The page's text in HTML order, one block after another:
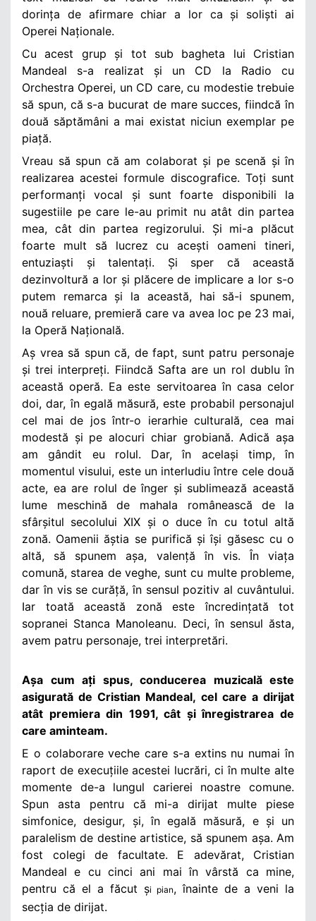
dorința de afirmare chiar a lor ca și soliști ai
Operei Naționale.
Cu acest grup și tot sub bagheta lui Cristian
Mandeal s-a realizat și un CD la Radio cu
Orchestra Operei, un CD care, cu modestie trebuie
să spun, că s-a bucurat de mare succes, fiindcă în
două săptămâni a mai existat niciun exemplar pe
piață.
Vreau să spun că am colaborat și pe scenă și în
realizarea acestei formule discografice. Toți sunt
performanți vocal și sunt foarte disponibili la
sugestiile pe care le-au primit nu atât din partea
mea, cât din partea regizorului. Și mi-a plăcut
foarte mult să lucrez cu acești oameni tineri,
entuziaști și talentați. Și sper că această
dezinvoltură a lor și plăcere de implicare a lor s-o
putem remarca și la această, hai să-i spunem,
nouă reluare, premieră care va avea loc pe 23 mai,
la Operă Națională.
Aș vrea să spun că, de fapt, sunt patru personaje
și trei interpreți. Fiindcă Safta are un rol dublu în
această operă. Ea este servitoarea în casa celor
doi, dar, în egală măsură, este probabil personajul
cel mai de jos într-o ierarhie culturală, cea mai
modestă și pe alocuri chiar grobiană. Adică așa
am gândit eu rolul. Dar, în același timp, în
momentul visului, este un interludiu între cele două
acte, ea are rolul de înger și sublimează această
lume meschină de mahala românească de la
sfârșitul secolului XIX și o duce în cu totul altă
zonă. Oamenii ăștia se purifică și își găsesc cu o
altă, să spunem așa, valență în vis. În viața
comună, starea de veghe, sunt cu multe probleme,
dar în vis se curăță, în sensul pozitiv al cuvântului.
Iar toată această zonă este încredințată tot
sopranei Stanca Manoleanu. Deci, în sensul ăsta,
avem patru personaje, trei interpretări.
Așa cum ați spus, conducerea muzicală este
asigurată de Cristian Mandeal, cel care a dirijat
atât premiera din 1991, cât și înregistrarea de
care aminteam.
E o colaborare veche care s-a extins nu numai în
raport de execuțiile acestei lucrări, ci în multe alte
momente de-a lungul carierei noastre comune.
Spun asta pentru că mi-a dirijat multe piese
simfonice, desigur, și, în egală măsură, e și un
paralelism de destine artistice, să spunem așa. Am
fost colegi de facultate. E adevărat, Cristian
Mandeal e cu cinci ani mai în vârstă ca mine,
pentru că el a făcut și pian, înainte de a veni la
secția de dirijat.